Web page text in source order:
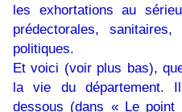
les exhortations au
prédectorales,
politiques.
Et voici (voir plus bas),
la vie du département.
dessous (dans « Le